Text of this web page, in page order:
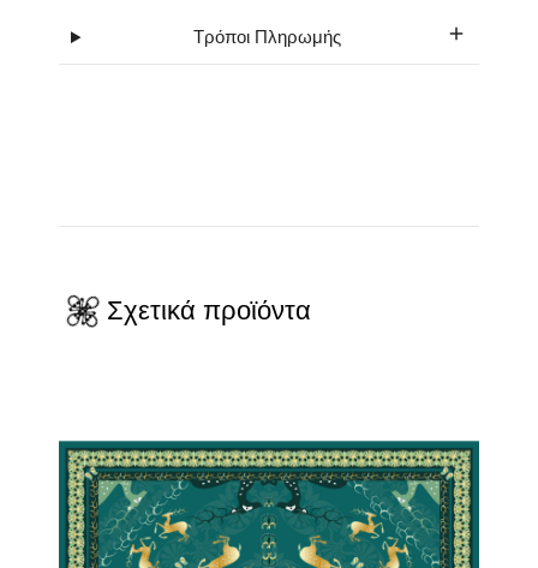
Τρόποι Πληρωμής
Σχετικά προϊόντα